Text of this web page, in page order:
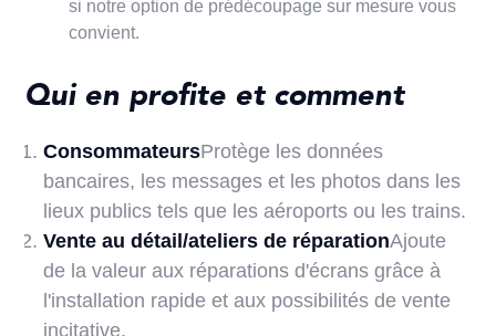
si notre option de prédécoupage sur mesure vous
convient.
Qui en profite et comment
ConsommateursProtège les données
bancaires, les messages et les photos dans les
lieux publics tels que les aéroports ou les trains.
Vente au détail/ateliers de réparationAjoute
de la valeur aux réparations d'écrans grâce à
l'installation rapide et aux possibilités de vente
incitative.